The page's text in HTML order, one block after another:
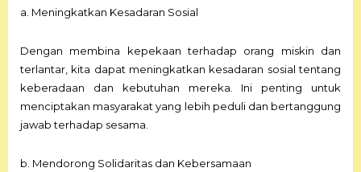
a. Meningkatkan Kesadaran Sosial
Dengan membina kepekaan terhadap orang miskin dan
terlantar, kita dapat meningkatkan kesadaran sosial tentang
keberadaan dan kebutuhan mereka. Ini penting untuk
menciptakan masyarakat yang lebih peduli dan bertanggung
jawab terhadap sesama.
b. Mendorong Solidaritas dan Kebersamaan